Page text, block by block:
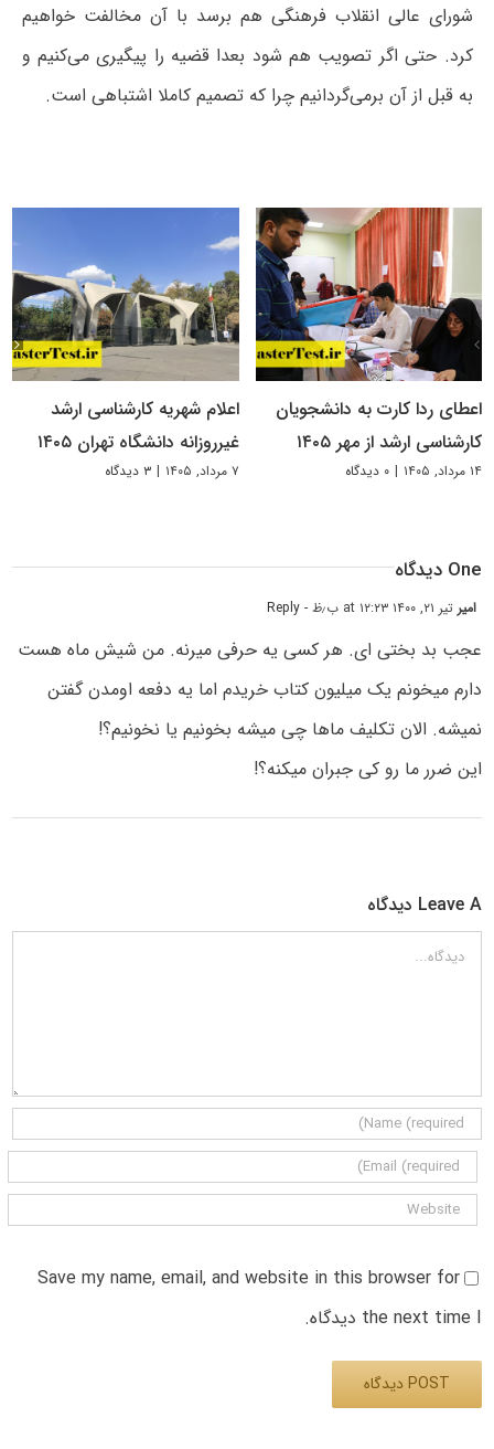
شورای عالی انقلاب فرهنگی هم برسد با آن مخالفت خواهیم
کرد. حتی اگر تصویب هم شود بعدا قضیه را پیگیری می‌کنیم و
به قبل از آن برمی‌گردانیم چرا که تصمیم کاملا اشتباهی است.
اعطای ردا کارت به دانشجویان
کارشناسی ارشد از مهر ۱۴۰۵
۱۴ مرداد, ۱۴۰۵ | ۰ دیدگاه
اعلام شهریه کارشناسی ارشد
غیرروزانه دانشگاه تهران ۱۴۰۵
۷ مرداد, ۱۴۰۵ | ۳ دیدگاه
One دیدگاه
امیر تیر ۲۱, ۱۴۰۰ at ۱۲:۲۳ ب٫ظ - Reply
عجب بد بختی ای. هر کسی یه حرفی میرنه. من شیش ماه هست
دارم میخونم یک میلیون کتاب خریدم اما یه دفعه اومدن گفتن
نمیشه. الان تکلیف ماها چی میشه بخونیم یا نخونیم؟!
این ضرر ما رو کی جبران میکنه؟!
Leave A دیدگاه
دیدگاه
Save my name, email, and website in this browser for
the next time I دیدگاه.